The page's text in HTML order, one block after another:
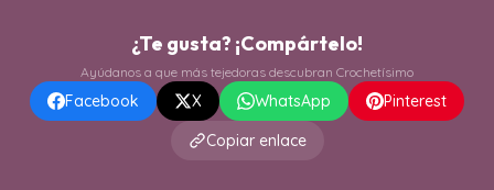
¿Te gusta? ¡Compártelo!
Ayúdanos a que más tejedoras descubran Crochetísimo
Facebook X WhatsApp
Pinterest
Copiar enlace